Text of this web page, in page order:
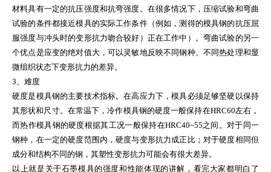
材料具有一定的抗压强度和抗弯强度。在很多情况下，压缩试验和弯曲
试验的条件都接近模具的实际工作条件（例如，测得的模具钢的抗压屈
服强度与冲头时的变形抗力吻合较好）正在工作中）。弯曲试验的另一
个优点是应变的绝对值大，可以灵敏地反映不同钢种、不同热处理和显
微组织状态下变形抗力的差异。
3、难度
硬度是模具钢的主要技术指标。在高应力下，模具必须足够坚硬以保持
其形状和尺寸。在常温下，冷作模具钢的硬度一般保持在HRC60左右，
而热作模具钢的硬度根据其工况一般保持在HRC40~55之间。对于同一
钢种，在一定的硬度范围内，硬度与变形抗力成正比；对于硬度相同但
成分和结构不同的钢，其塑性变形抗力可能会有很大差异。
以上就是关于石墨模具的强度和性能体现的讲解，看完大家都明白了